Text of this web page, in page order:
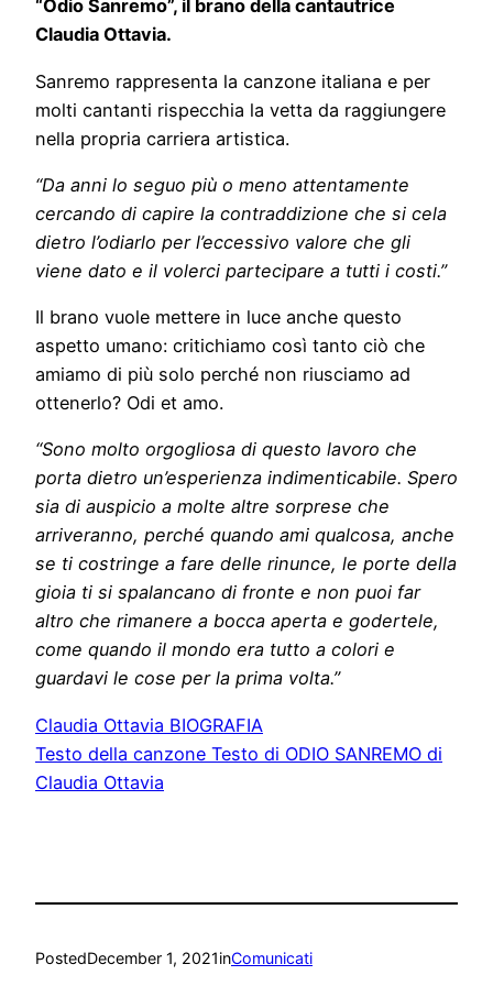
“Odio Sanremo”, il brano della cantautrice
Claudia Ottavia.
Sanremo rappresenta la canzone italiana e per
molti cantanti rispecchia la vetta da raggiungere
nella propria carriera artistica.
“Da anni lo seguo più o meno attentamente
cercando di capire la contraddizione che si cela
dietro l’odiarlo per l’eccessivo valore che gli
viene dato e il volerci partecipare a tutti i costi.”
Il brano vuole mettere in luce anche questo
aspetto umano: critichiamo così tanto ciò che
amiamo di più solo perché non riusciamo ad
ottenerlo? Odi et amo.
“Sono molto orgogliosa di questo lavoro che
porta dietro un’esperienza indimenticabile. Spero
sia di auspicio a molte altre sorprese che
arriveranno, perché quando ami qualcosa, anche
se ti costringe a fare delle rinunce, le porte della
gioia ti si spalancano di fronte e non puoi far
altro che rimanere a bocca aperta e godertele,
come quando il mondo era tutto a colori e
guardavi le cose per la prima volta.”
Claudia Ottavia BIOGRAFIA
Testo della canzone Testo di ODIO SANREMO di
Claudia Ottavia
PostedDecember 1, 2021inComunicati